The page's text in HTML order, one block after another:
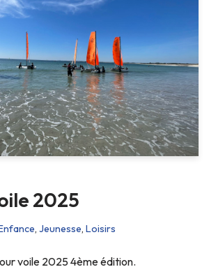
2025
, Jeunesse, Loisirs
voile 2025 4ème édition.